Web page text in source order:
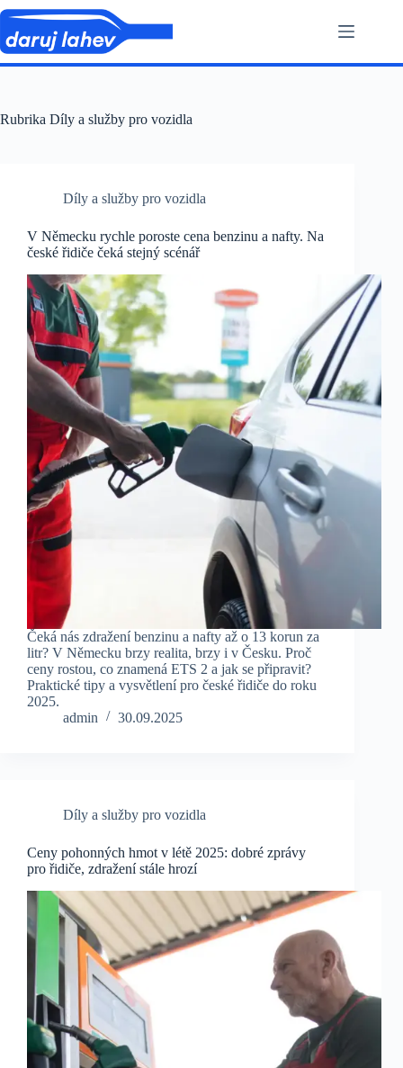
Skip
to
content
Rubrika Díly a služby pro vozidla
Díly a služby pro vozidla
V Německu rychle poroste cena benzinu a nafty. Na
české řidiče čeká stejný scénář
Čeká nás zdražení benzinu a nafty až o 13 korun za
litr? V Německu brzy realita, brzy i v Česku. Proč
ceny rostou, co znamená ETS 2 a jak se připravit?
Praktické tipy a vysvětlení pro české řidiče do roku
2025.
admin
30.09.2025
Díly a služby pro vozidla
Ceny pohonných hmot v létě 2025: dobré zprávy
pro řidiče, zdražení stále hrozí